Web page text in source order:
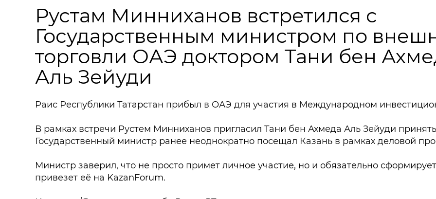
Рустам Минниханов встретился с
Государственным министром по
торговли ОАЭ доктором Тани бен
Аль Зейуди
Раис Республики Татарстан прибыл в ОАЭ для участия в Международном
В рамках встречи Рустем Минниханов пригласил Тани бен Ахмеда Аль Зейуди
Государственный министр ранее неоднократно посещал Казань в рамках деловой
Министр заверил, что не просто примет личное участие, но и обязательно
привезет её на KazanForum.